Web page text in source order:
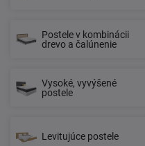
Postele v kombinácii
drevo a čalúnenie
Vysoké, vyvýšené
postele
Levitujúce postele